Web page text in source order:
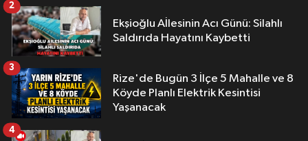
Ekşioğlu Aİlesinin Acı Günü: Silahlı
Saldırıda Hayatını Kaybetti
2
Rize'de Bugün 3 İlçe 5 Mahalle ve 8
Köyde Planlı Elektrik Kesintisi
Yaşanacak
3
4